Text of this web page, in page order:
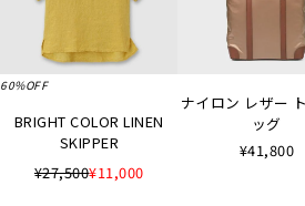
60%OFF
BRIGHT COLOR LINEN
SKIPPER
¥27,500¥11,000
ナイロン レザー
ッグ
¥41,800